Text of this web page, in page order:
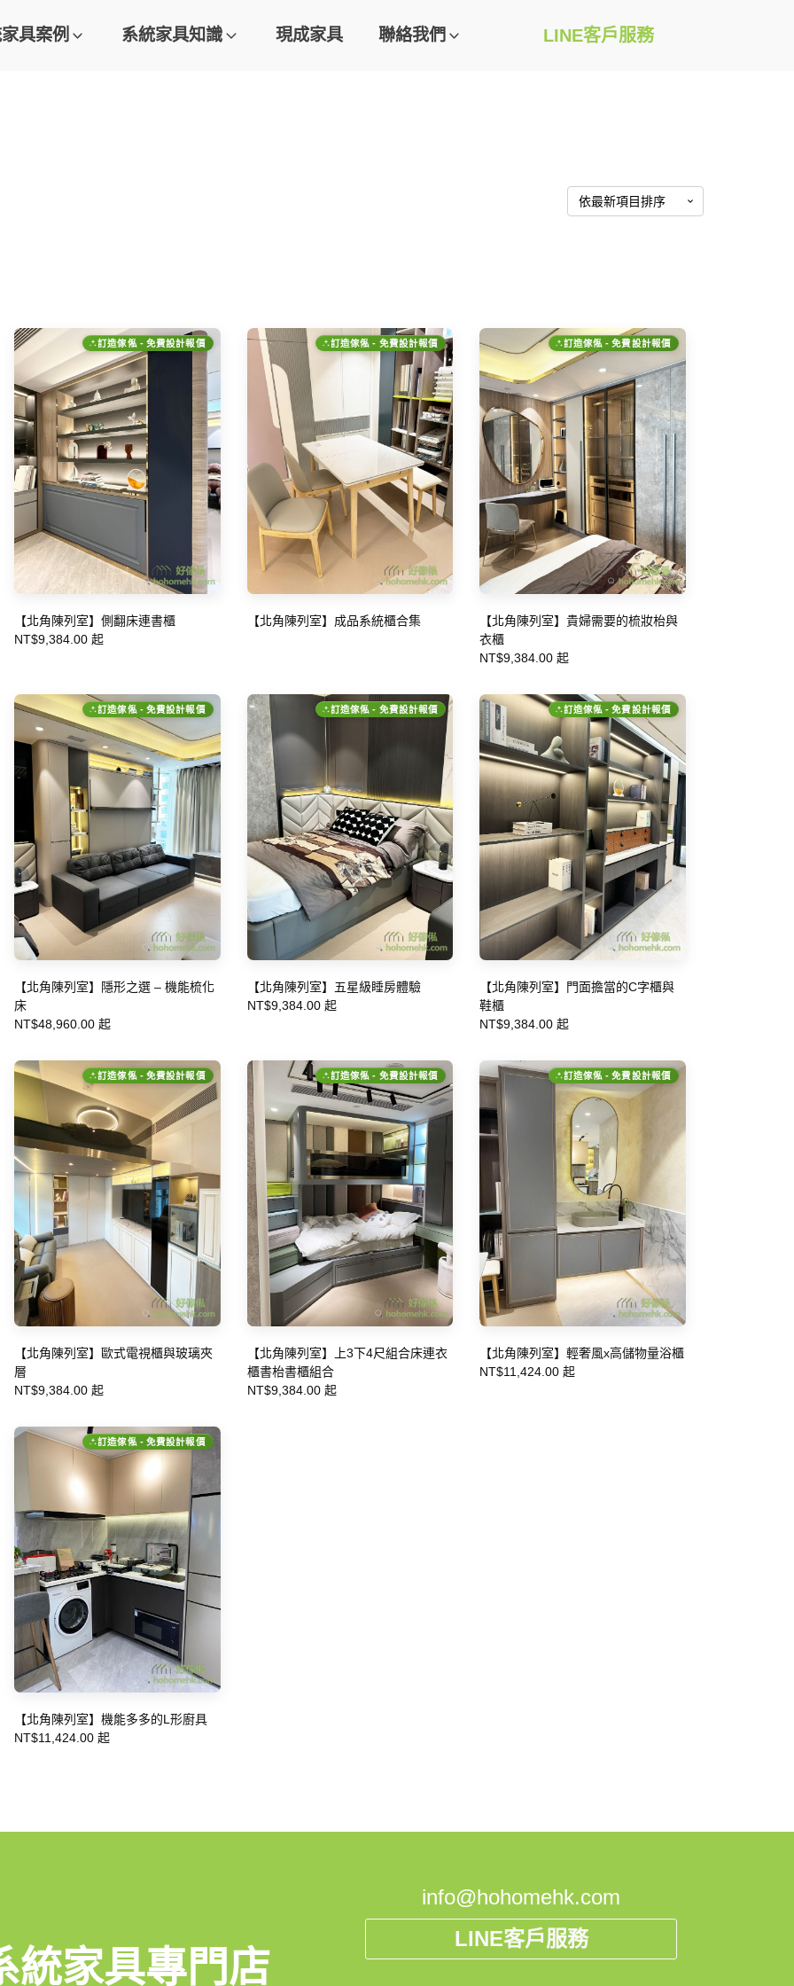
具案例 系統家具知識 現成家具 聯絡我們 LINE客戶服務
訂造傢俬 - 免費設計報價
【北角陳列室】側翻床連書櫃
NT$9,384.00 起
訂造傢俬 - 免費設計報價
【北角陳列室】成品系統櫃合集
訂造傢俬 - 免費設計報價
【北角陳列室】貴婦需要的梳妝枱與
衣櫃
NT$9,384.00 起
訂造傢俬 - 免費設計報價
【北角陳列室】隱形之選 – 機能梳化
床
NT$48,960.00 起
訂造傢俬 - 免費設計報價
【北角陳列室】五星級睡房體驗
NT$9,384.00 起
訂造傢俬 - 免費設計報價
【北角陳列室】門面擔當的C字櫃與
鞋櫃
NT$9,384.00 起
訂造傢俬 - 免費設計報價
【北角陳列室】歐式電視櫃與玻璃夾
層
NT$9,384.00 起
訂造傢俬 - 免費設計報價
【北角陳列室】上3下4尺組合床連衣
櫃書枱書櫃組合
NT$9,384.00 起
訂造傢俬 - 免費設計報價
【北角陳列室】輕奢風x高儲物量浴櫃
NT$11,424.00 起
訂造傢俬 - 免費設計報價
【北角陳列室】機能多多的L形廚具
NT$11,424.00 起
統家具專門店
info@hohomehk.com
LINE客戶服務